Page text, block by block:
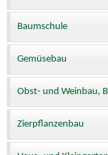
Baumschule
Gemüsebau
Obst- und Weinbau,
Zierpflanzenbau